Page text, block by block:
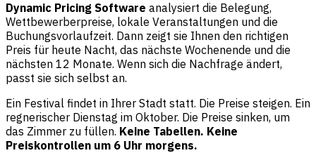
Dynamic Pricing Software analysiert die Belegung,
Wettbewerberpreise, lokale Veranstaltungen und die
Buchungsvorlaufzeit. Dann zeigt sie Ihnen den richtigen
Preis für heute Nacht, das nächste Wochenende und die
nächsten 12 Monate. Wenn sich die Nachfrage ändert,
passt sie sich selbst an.
Ein Festival findet in Ihrer Stadt statt. Die Preise steigen. Ein
regnerischer Dienstag im Oktober. Die Preise sinken, um
das Zimmer zu füllen. Keine Tabellen. Keine
Preiskontrollen um 6 Uhr morgens.